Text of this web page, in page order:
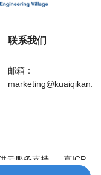
联系我们
邮箱：
云服务支持
京ICP